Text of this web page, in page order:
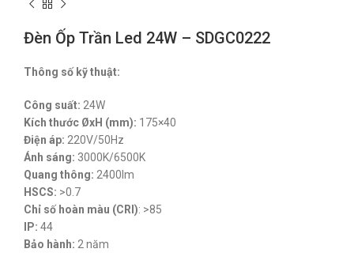
Đèn Ốp Trần Led 24W – SDGC0222
Thông số kỹ thuật:
Công suất: 24W
Kích thước ØxH (mm): 175×40
Điện áp: 220V/50Hz
Ánh sáng: 3000K/6500K
Quang thông: 2400lm
HSCS: >0.7
Chỉ số hoàn màu (CRI): >85
IP: 44
Bảo hành: 2 năm